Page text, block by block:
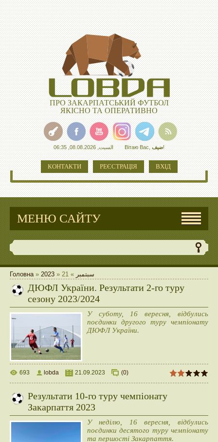
ПРО ЗАКАРПАТСЬКИЙ ФУТБОЛ
ЯКІСНО ТА ОПЕРАТИВНО
السبت, 08.08.2026, 06:35 Вітаю Вас,ضيف!
КОНТАКТИ РЕЄСТРАЦІЯ ВХІД
МЕНЮ САЙТУ
Головна» 2023 » سبتمبر »
21
ДЮФЛ України. Результати 2-го туру
сезону 2023/2024
У суботу, 16 вересня, відбулись
поєдинки другого туру чемпіонату
ДЮФЛ України.
693 lobda 21.09.2023 (0)
Результати 10-го туру чемпіонату
Закарпаття 2023
У неділю, 16 вересня, відбулись
поєдинки десятого туру чемпіонату
та першості Закарпаття.